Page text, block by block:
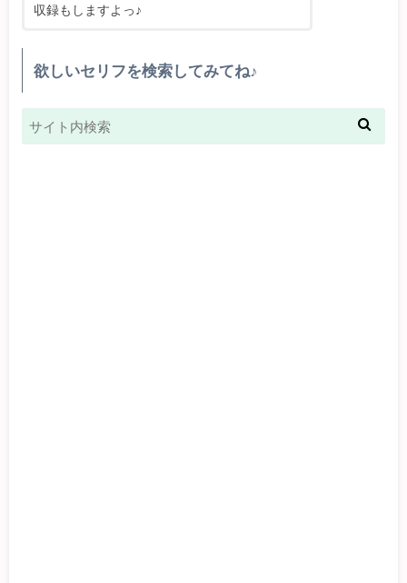
収録もしますよっ♪
欲しいセリフを検索してみてね♪